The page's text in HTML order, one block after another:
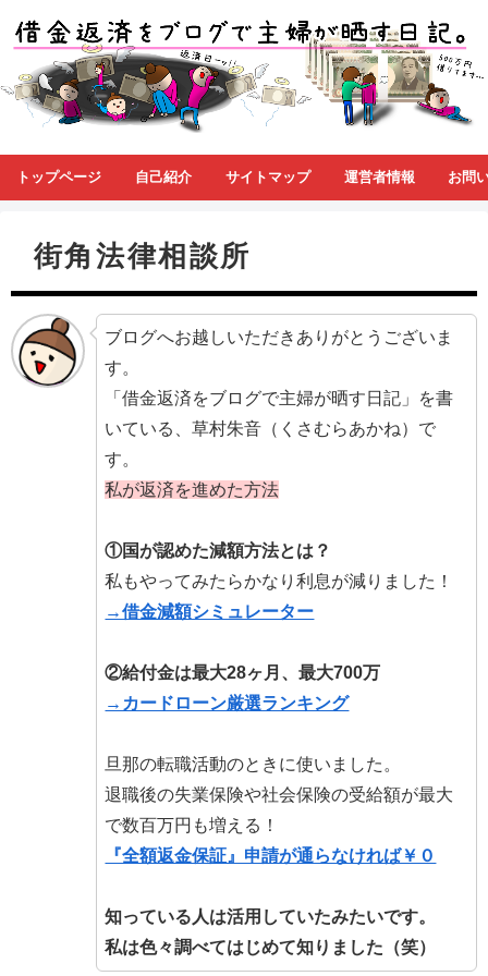
トップページ 自己紹介 サイトマップ 運営者情報 お問
街角法律相談所
ブログへお越しいただきありがとうございま
す。
「借金返済をブログで主婦が晒す日記」を書
いている、草村朱音（くさむらあかね）で
す。
私が返済を進めた方法
①国が認めた減額方法とは？
私もやってみたらかなり利息が減りました！
→借金減額シミュレーター
②給付金は最大28ヶ月、最大700万
→カードローン厳選ランキング
旦那の転職活動のときに使いました。
退職後の失業保険や社会保険の受給額が最大
で数百万円も増える！
『全額返金保証』申請が通らなければ￥０
知っている人は活用していたみたいです。
私は色々調べてはじめて知りました（笑）